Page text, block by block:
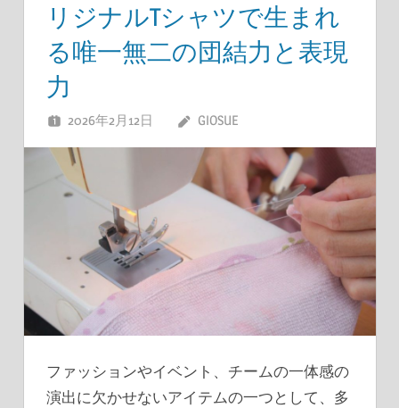
リジナルTシャツで生まれ
る唯一無二の団結力と表現
力
2026年2月12日 GIOSUE
ファッションやイベント、チームの一体感の
演出に欠かせないアイテムの一つとして、多